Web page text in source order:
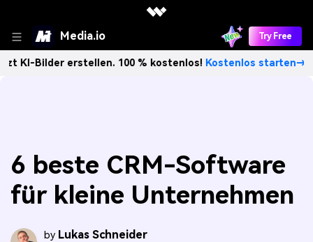
Media.io Try Free
erstellen. 100 % kostenlos!Kostenlos starten→
6 beste CRM-Software
für kleine Unternehmen
by Lukas Schneider